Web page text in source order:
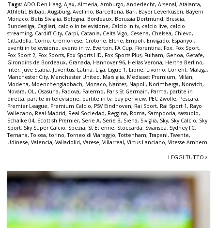
Tags: ADO Den Haag, Ajax, Almeria, Amburgo, Anderlecht, Arsenal, Atalanta,
Athletic Bilbao, Augsburg, Avellino, Barcellona, Bari, Bayer Leverkusen, Bayern
Monaco, Betis Siviglia, Bologna, Bordeaux, Borussia Dortmund, Brescia,
Bundesliga, Cagliari, calcio in televisione, Calcio in tv, calcio live, calcio
streaming, Cardiff City, Carpi, Catania, Celta Vigo, Cesena, Chelsea, Chievo,
Cittadella, Como, Cremonese, Crotone, Elche, Empoli, Envigado, Espanyol,
eventi in televisione, eventi in tv, Everton, FA Cup, Fiorentina, Fox, Fox Sport,
Fox Sport 2, Fox Sports, Fox Sports HD, Fox Sports Plus, Fulham, Genoa, Getafe,
Girondins de Bordeaux, Granada, Hannover 96, Hellas Verona, Hertha Berlino,
Inter, Juve Stabia, Juventus, Latina, Liga, Ligue 1, Lione, Livorno, Lorient, Malaga,
Manchester City, Manchester United, Marsiglia, Mediaset Premium, Milan,
Modena, Moenchengladbach, Monaco, Nantes, Napoli, Norimberga, Norwich,
Novara, OL , Osasuna, Padova, Palermo, Paris St Germain, Parma, partite in
diretta, partite in televisione, partite in tv, pay per view, PEC Zwolle, Pescara,
Premier League, Premium Calcio, PSV Eindhoven, Rai Sport, Rai Sport 1, Rayo
Vallecano, Real Madrid, Real Sociedad, Reggina, Roma, Sampdoria, sassuolo,
Schalke 04, Scottish Premier, Serie A, Serie B, Siena, Siviglia, Sky, Sky Calcio, Sky
Sport, Sky Super Calcio, Spezia, St Etienne, Stoccarda, Swansea, Sydney FC,
Ternana,Tolosa, torino,Torneo di Viareggio,Tottenham,Trapani,Twente,
Udinese, Valencia, Valladolid, Varese, Villarreal, Virtus Lanciano, Vitesse Arnhem
LEGGI TUTTO